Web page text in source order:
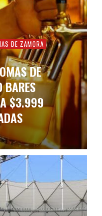
DE ZAMORA
DE
A $3.999